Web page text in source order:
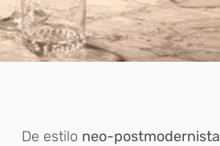
De estilo neo-postmodernista